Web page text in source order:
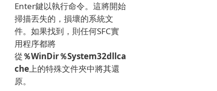
Enter鍵以執行命令。 這將開始
掃描丟失的，損壞的系統文
件。 如果找到，則任何SFC實
用程序都將
從％WinDir％System32dllca
che上的特殊文件夾中將其還
原。